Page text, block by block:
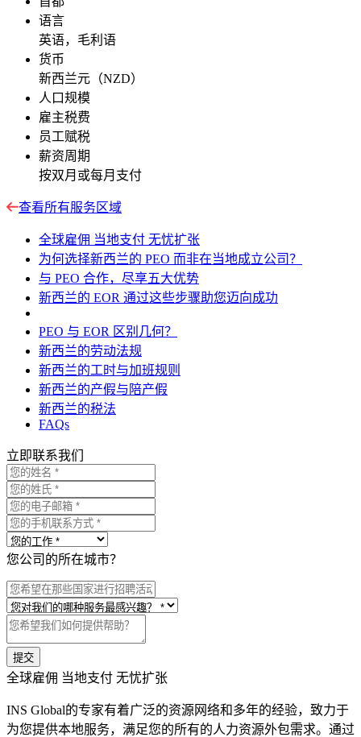
语言
英语，毛利语
货币
新西兰元（NZD）
人口规模
雇主税费
员工赋税
薪资周期
按双月或每月支付
查看所有服务区域
全球雇佣 当地支付 无忧扩张
为何选择新西兰的 PEO 而非在当地成立公司？
与 PEO 合作，尽享五大优势
新西兰的 EOR 通过这些步骤助您迈向成功
PEO 与 EOR 区别几何？
新西兰的劳动法规
新西兰的工时与加班规则
新西兰的产假与陪产假
新西兰的税法
FAQs
立即联系我们
您公司的所在城市？
提交
全球雇佣 当地支付 无忧扩张
INS Global的专家有着广泛的资源网络和多年的经验，致力于
为您提供本地服务，满足您的所有的人力资源外包需求。通过